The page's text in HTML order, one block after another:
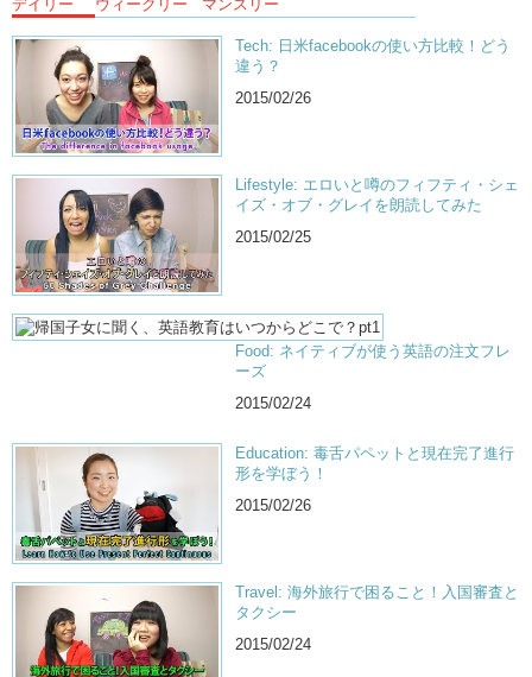
デイリー ウィークリー マンスリー
Tech: 日米facebookの使い方比較！どう
違う？
2015/02/26
Lifestyle: エロいと噂のフィフティ・シェ
イズ・オブ・グレイを朗読してみた
2015/02/25
Food: ネイティブが使う英語の注文フレ
ーズ
2015/02/24
Education: 毒舌パペットと現在完了進行
形を学ぼう！
2015/02/26
Travel: 海外旅行で困ること！入国審査と
タクシー
2015/02/24